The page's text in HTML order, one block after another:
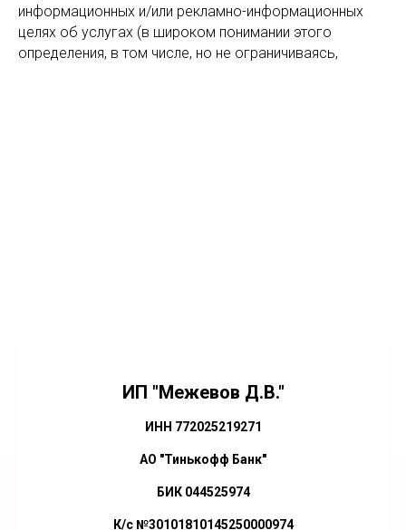
информационных и/или рекламно-информационных
целях об услугах (в широком понимании этого
определения, в том числе, но не ограничиваясь,
ИП "Межевов Д.В."
ИНН 772025219271
АО "Тинькофф Банк"
БИК 044525974
К/с №30101810145250000974